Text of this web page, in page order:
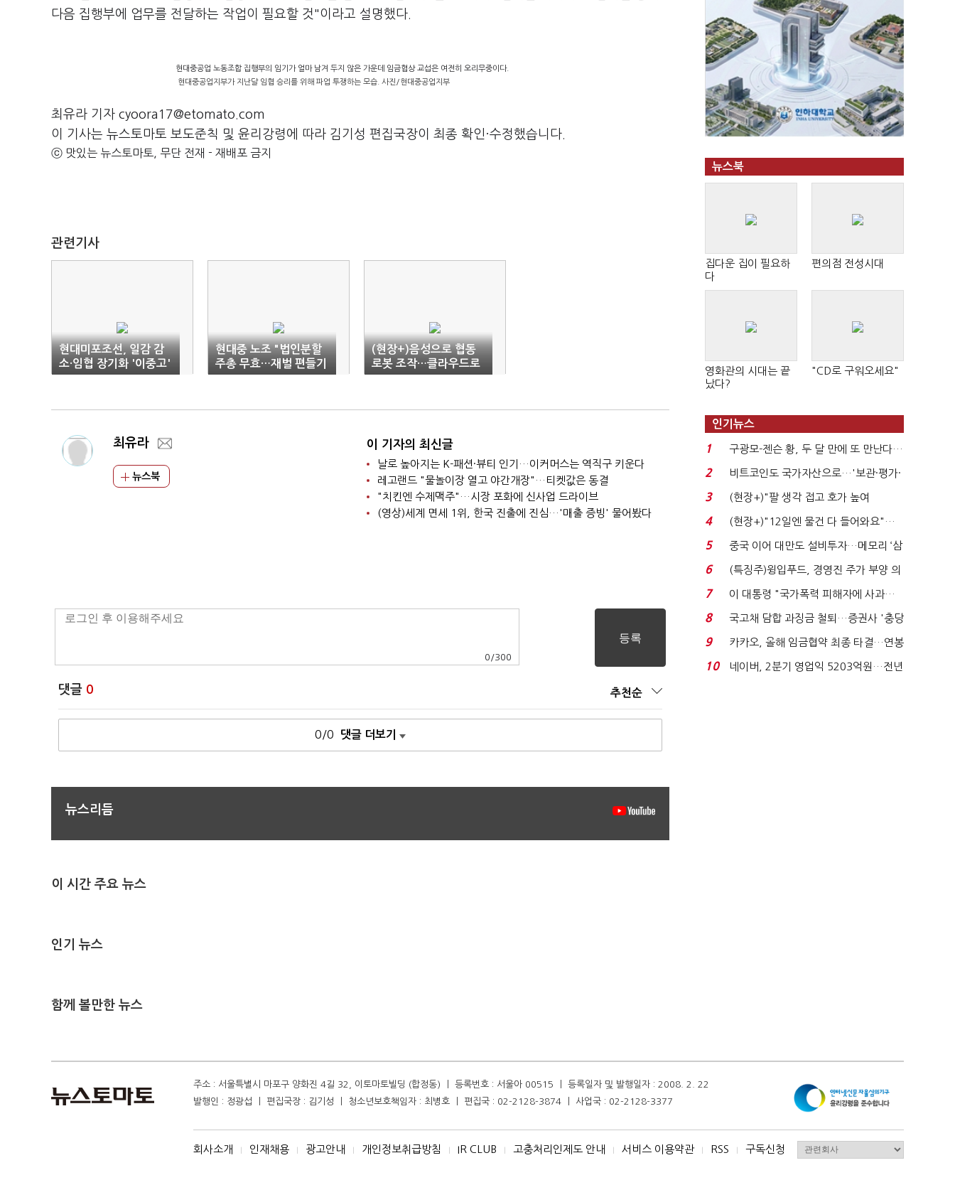
다음 집행부에 업무를 전달하는 작업이 필요할 것"이라고 설명했다.
현대중공업 노동조합 집행부의 임기가 얼마 남겨 두지 않은 가운데 임금협상 교섭은 여전히 오리무중이다.
현대중공업지부가 지난달 임협 승리를 위해 파업 투쟁하는 모습. 사진/현대중공업지부
최유라 기자 cyoora17@etomato.com
이 기사는 뉴스토마토 보도준칙 및 윤리강령에 따라 김기성 편집국장이 최종 확인·수정했습니다.
ⓒ 맛있는 뉴스토마토, 무단 전재 - 재배포 금지
관련기사
현대미포조선, 일감 감
소·임협 장기화 '이중고'
현대중 노조 "법인분할
주총 무효…재벌 편들기
그만하라"
(현장+)음성으로 협동
로봇 조작…클라우드로
모니터링
최유라
뉴스북
이 기자의 최신글
날로 높아지는 K-패션·뷰티 인기…이커머스는 역직구 키운다
레고랜드 "물놀이장 열고 야간개장"…티켓값은 동결
"치킨엔 수제맥주"…시장 포화에 신사업 드라이브
(영상)세계 면세 1위, 한국 진출에 진심…'매출 증빙' 물어봤다
0 /300
댓글 0 추천순
0/0 댓글 더보기
뉴스리듬
이 시간 주요 뉴스
인기 뉴스
함께 볼만한 뉴스
뉴스북
집다운 집이 필요하
다
편의점 전성시대
영화관의 시대는 끝
났다?
"CD로 구워오세요"
인기뉴스
1
구광모-젠슨 황, 두 달 만에 또 만난다…
로봇·AI 등 논...
2
비트코인도 국가자산으로…'보관·평가·
처분' 기준은 ...
3
(현장+)"팔 생각 접고 호가 높여
요"…'덜 똘똘한 한 채' 20...
4
(현장+)"12일엔 물건 다 들어와요"…
빈 매대 채우며 문 연 ...
5
중국 이어 대만도 설비투자…메모리 ‘삼
국전쟁’
6
(특징주)윙입푸드, 경영진 주가 부양 의
지에 상한가...
7
이 대통령 "국가폭력 피해자에 사과…
적극적 조사로 진...
8
국고채 담합 과징금 철퇴…증권사 '충당
금 폭탄' 우려...
9
카카오, 올해 임금협약 최종 타결…연봉
6.3% 인상·격려...
10
네이버, 2분기 영업익 5203억원…전년
주소 : 서울특별시 마포구 양화진 4길 32, 이토마토빌딩 (합정동) ㅣ 등록번호 : 서울아 00515 ㅣ 등록일자 및 발행일자 : 2008. 2. 22
발행인 : 정광섭 ㅣ 편집국장 : 김기성 ㅣ 청소년보호책임자 : 최병호 ㅣ 편집국 : 02-2128-3874 ㅣ 사업국 : 02-2128-3377
회사소개 I 인재채용 I 광고안내 I 개인정보취급방침 I IR CLUB I 고충처리인제도 안내 I 서비스 이용약관 I RSS I 구독신청